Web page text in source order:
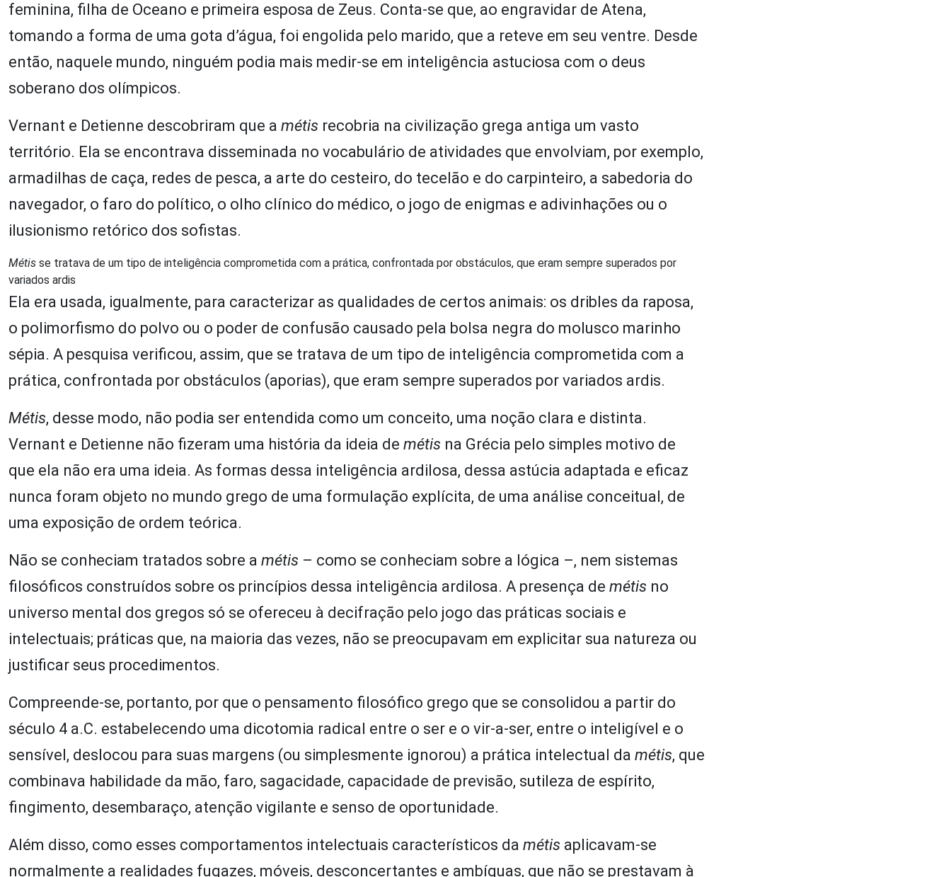
feminina, filha de Oceano e primeira esposa de Zeus. Conta-se que, ao engravidar de Atena,
tomando a forma de uma gota d’água, foi engolida pelo marido, que a reteve em seu ventre. Desde
então, naquele mundo, ninguém podia mais medir-se em inteligência astuciosa com o deus
soberano dos olímpicos.
Vernant e Detienne descobriram que a métis recobria na civilização grega antiga um vasto
território. Ela se encontrava disseminada no vocabulário de atividades que envolviam, por exemplo,
armadilhas de caça, redes de pesca, a arte do cesteiro, do tecelão e do carpinteiro, a sabedoria do
navegador, o faro do político, o olho clínico do médico, o jogo de enigmas e adivinhações ou o
ilusionismo retórico dos sofistas.
Métis se tratava de um tipo de inteligência comprometida com a prática, confrontada por obstáculos, que eram sempre superados por
variados ardis
Ela era usada, igualmente, para caracterizar as qualidades de certos animais: os dribles da raposa,
o polimorfismo do polvo ou o poder de confusão causado pela bolsa negra do molusco marinho
sépia. A pesquisa verificou, assim, que se tratava de um tipo de inteligência comprometida com a
prática, confrontada por obstáculos (aporias), que eram sempre superados por variados ardis.
Métis, desse modo, não podia ser entendida como um conceito, uma noção clara e distinta.
Vernant e Detienne não fizeram uma história da ideia de métis na Grécia pelo simples motivo de
que ela não era uma ideia. As formas dessa inteligência ardilosa, dessa astúcia adaptada e eficaz
nunca foram objeto no mundo grego de uma formulação explícita, de uma análise conceitual, de
uma exposição de ordem teórica.
Não se conheciam tratados sobre a métis – como se conheciam sobre a lógica –, nem sistemas
filosóficos construídos sobre os princípios dessa inteligência ardilosa. A presença de métis no
universo mental dos gregos só se ofereceu à decifração pelo jogo das práticas sociais e
intelectuais; práticas que, na maioria das vezes, não se preocupavam em explicitar sua natureza ou
justificar seus procedimentos.
Compreende-se, portanto, por que o pensamento filosófico grego que se consolidou a partir do
século 4 a.C. estabelecendo uma dicotomia radical entre o ser e o vir-a-ser, entre o inteligível e o
sensível, deslocou para suas margens (ou simplesmente ignorou) a prática intelectual da métis, que
combinava habilidade da mão, faro, sagacidade, capacidade de previsão, sutileza de espírito,
fingimento, desembaraço, atenção vigilante e senso de oportunidade.
Além disso, como esses comportamentos intelectuais característicos da métis aplicavam-se
normalmente a realidades fugazes, móveis, desconcertantes e ambíguas, que não se prestavam à